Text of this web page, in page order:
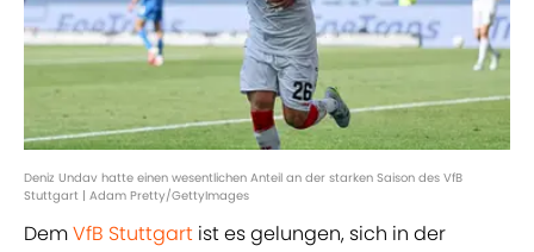
Deniz Undav hatte einen wesentlichen Anteil an der starken Saison des VfB
Stuttgart | Adam Pretty/GettyImages
DemVfB Stuttgart ist es gelungen, sich in der